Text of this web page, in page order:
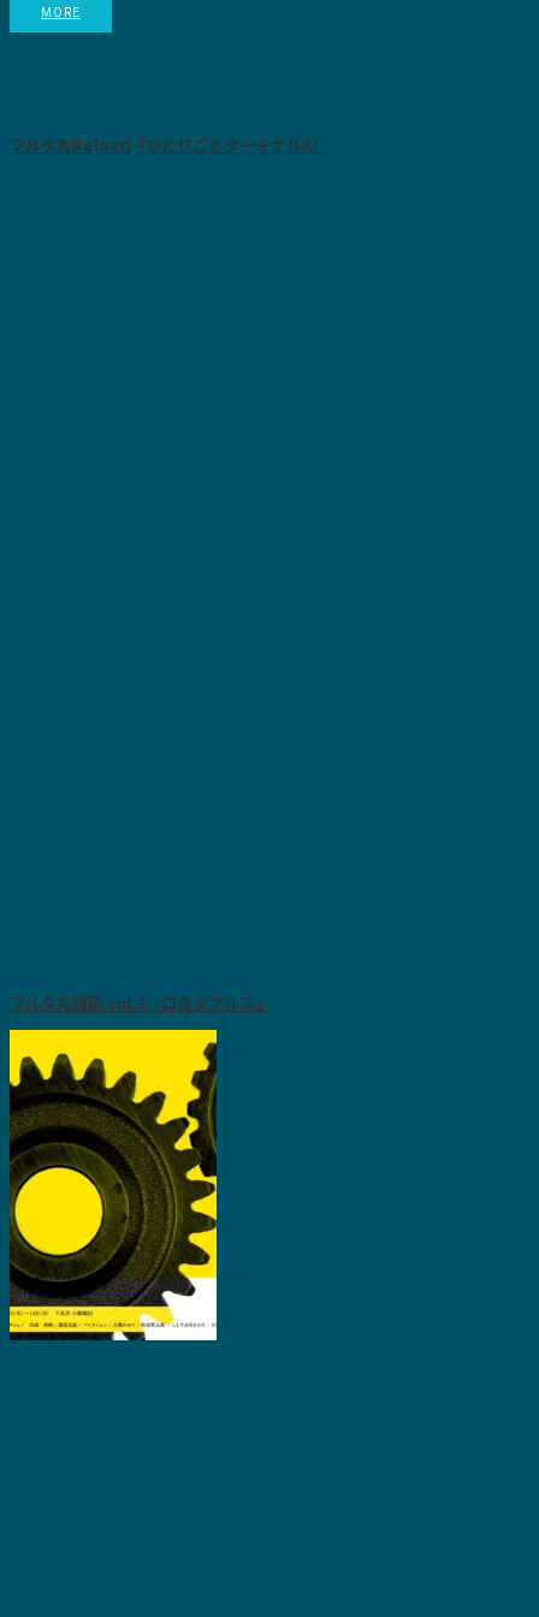
MORE
フルタ丸Reload『ひとりごとターミナルX』
フルタ丸講談 vol.3『口車ダブルス』